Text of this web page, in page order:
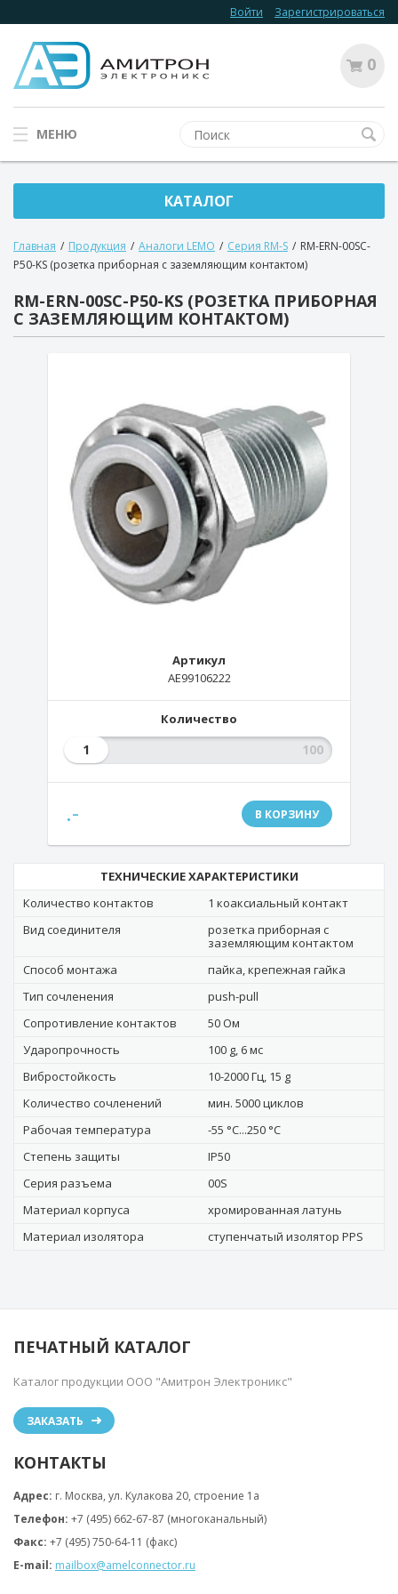
Войти Зарегистрироваться
0
МЕНЮ
КАТАЛОГ
Главная / Продукция / Аналоги LEMO / Серия RM-S / RM-ERN-00SC-
P50-KS (розетка приборная с заземляющим контактом)
RM-ERN-00SC-P50-KS (РОЗЕТКА ПРИБОРНАЯ
С ЗАЗЕМЛЯЮЩИМ КОНТАКТОМ)
Артикул
AE99106222
Количество
1
.- В КОРЗИНУ
ТЕХНИЧЕСКИЕ ХАРАКТЕРИСТИКИ
Количество контактов
1 коаксиальный контакт
Вид соединителя
розетка приборная с
заземляющим контактом
Способ монтажа
пайка, крепежная гайка
Тип сочленения
push-pull
Сопротивление контактов
50 Ом
Ударопрочность
100 g, 6 мс
Вибростойкость
10-2000 Гц, 15 g
Количество сочленений
мин. 5000 циклов
Рабочая температура
-55 °C...250 °C
Степень защиты
IP50
Серия разъема
00S
Материал корпуса
хромированная латунь
Материал изолятора
ступенчатый изолятор PPS
ПЕЧАТНЫЙ КАТАЛОГ
Каталог продукции ООО "Амитрон Электроникс"
ЗАКАЗАТЬ
КОНТАКТЫ
Адрес: г. Москва, ул. Кулакова 20, строение 1a
Телефон: +7 (495) 662-67-87 (многоканальный)
Факс: +7 (495) 750-64-11 (факс)
E-mail: mailbox@amelconnector.ru